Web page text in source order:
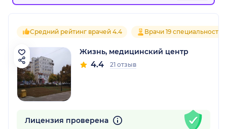
Средний рейтинг врачей 4.4 Врачи 19 специальностей
Жизнь, медицинский центр
4.4 21 отзыв
Лицензия проверена